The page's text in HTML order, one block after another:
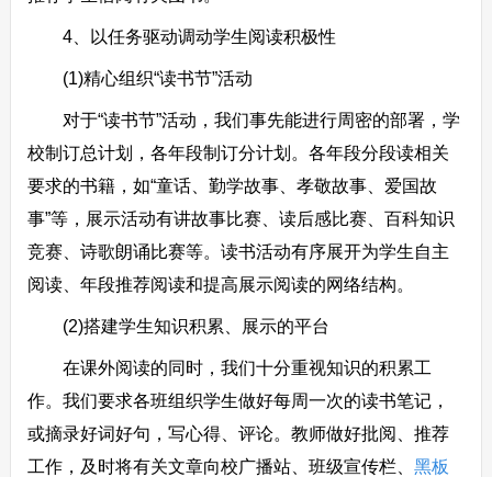
4、以任务驱动调动学生阅读积极性
(1)精心组织“读书节”活动
对于“读书节”活动，我们事先能进行周密的部署，学
校制订总计划，各年段制订分计划。各年段分段读相关
要求的书籍，如“童话、勤学故事、孝敬故事、爱国故
事”等，展示活动有讲故事比赛、读后感比赛、百科知识
竞赛、诗歌朗诵比赛等。读书活动有序展开为学生自主
阅读、年段推荐阅读和提高展示阅读的网络结构。
(2)搭建学生知识积累、展示的平台
在课外阅读的同时，我们十分重视知识的积累工
作。我们要求各班组织学生做好每周一次的读书笔记，
或摘录好词好句，写心得、评论。教师做好批阅、推荐
工作，及时将有关文章向校广播站、班级宣传栏、 黑板